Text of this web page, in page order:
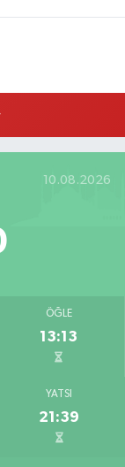
10.08.2026
ÖĞLE
13:13
YATSI
21:39